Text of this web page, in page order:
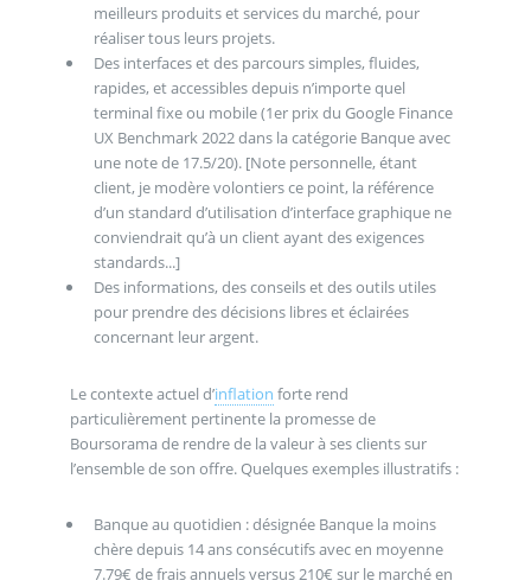
meilleurs produits et services du marché, pour
réaliser tous leurs projets.
Des interfaces et des parcours simples, fluides,
rapides, et accessibles depuis n’importe quel
terminal fixe ou mobile (1er prix du Google Finance
UX Benchmark 2022 dans la catégorie Banque avec
une note de 17.5/20). [Note personnelle, étant
client, je modère volontiers ce point, la référence
d’un standard d’utilisation d’interface graphique ne
conviendrait qu’à un client ayant des exigences
standards...]
Des informations, des conseils et des outils utiles
pour prendre des décisions libres et éclairées
concernant leur argent.
Le contexte actuel d’inflation forte rend
particulièrement pertinente la promesse de
Boursorama de rendre de la valeur à ses clients sur
l’ensemble de son offre. Quelques exemples illustratifs :
Banque au quotidien : désignée Banque la moins
chère depuis 14 ans consécutifs avec en moyenne
7.79€ de frais annuels versus 210€ sur le marché en